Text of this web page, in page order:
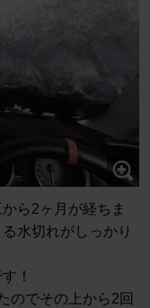
ら2ヶ月が経ちま
水切れがしっかり
！
のでその上から2回